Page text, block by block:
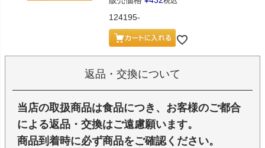
124195-
返品・交換について
当店の取扱商品は食品につき、お客様のご都合
による返品・交換はご遠慮願います。
商品到着時に必ず商品をご確認ください。